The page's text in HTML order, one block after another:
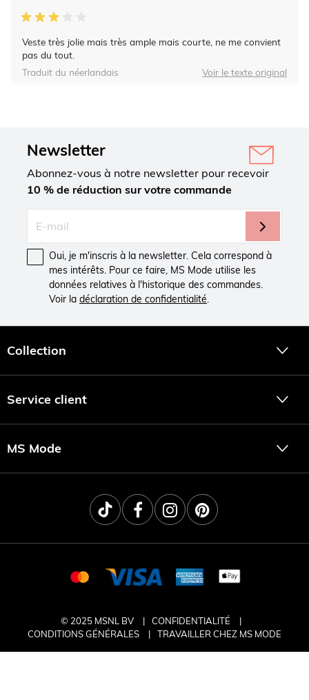
Veste très jolie mais très ample mais courte, ne me convient
pas du tout.
Traduit du néerlandais
Voir le texte original
Newsletter
Abonnez-vous à notre newsletter pour recevoir
10 % de réduction sur votre commande
Oui, je m'inscris à la newsletter. Cela correspond à
mes intérêts. Pour ce faire, MS Mode utilise les
données relatives à l'historique des commandes.
Voir la déclaration de confidentialité.
Collection
Service client
MS Mode
© 2025 MSNL BV
CONFIDENTIALITÉ
CONDITIONS GÉNÉRALES
TRAVAILLER CHEZ MS MODE